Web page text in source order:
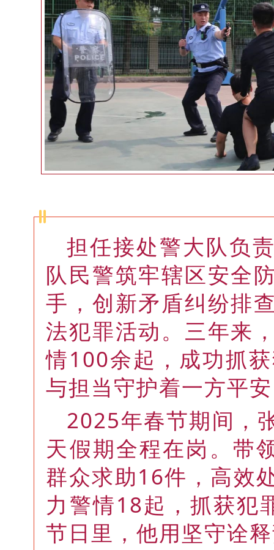
担任接处警大队负
队民警筑牢辖区安全
手，创新矛盾纠纷排
法犯罪活动。三年来
情100余起，成功抓
与担当守护着一方平
2025年春节期间，
天假期全程在岗。带
群众求助16件，高效
力警情18起，抓获犯
节日里，他用坚守诠